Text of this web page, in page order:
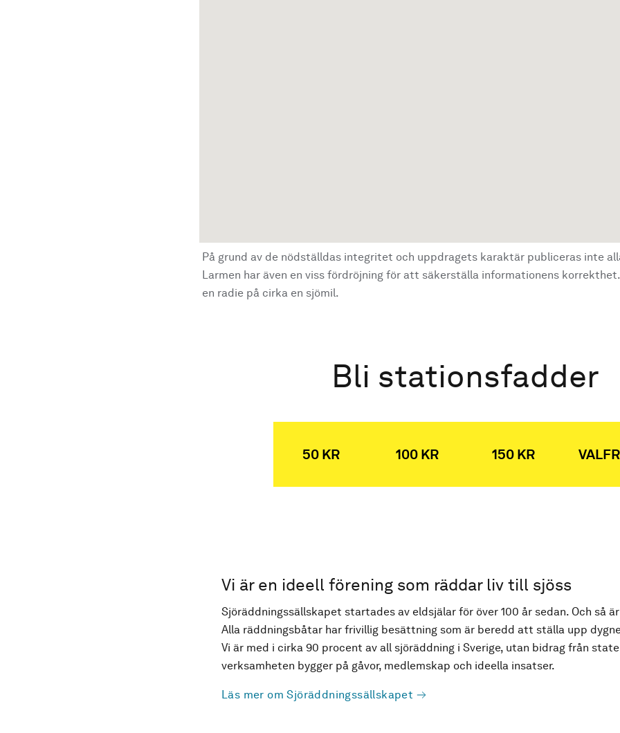
På grund av de nödställdas integritet och uppdragets karaktär publiceras inte
Larmen har även en viss fördröjning för att säkerställa informationens
en radie på cirka en sjömil.
Bli stationsfadder
50 KR 100 KR 150 KR
Vi är en ideell förening som räddar liv till sjöss
Sjöräddningssällskapet startades av eldsjälar för över 100 år sedan. Och så
Alla räddningsbåtar har frivillig besättning som är beredd att ställa upp
Vi är med i cirka 90 procent av all sjöräddning i Sverige, utan bidrag från
verksamheten bygger på gåvor, medlemskap och ideella insatser.
Läs mer om Sjöräddningssällskapet